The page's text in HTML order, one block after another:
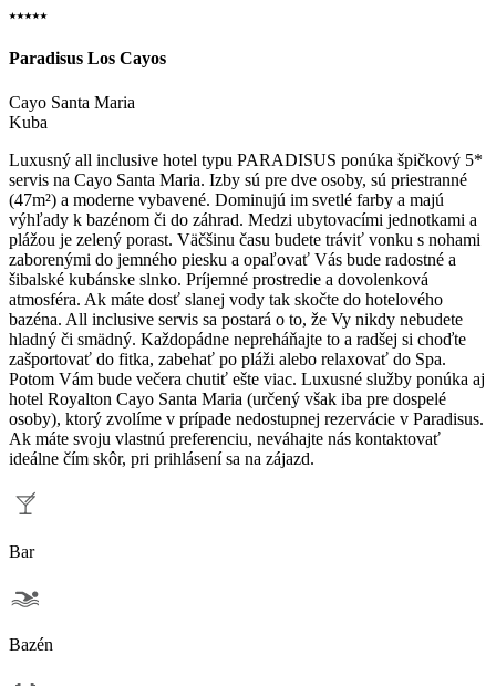
⭑⭑⭑⭑⭑
Paradisus Los Cayos
Cayo Santa Maria
Kuba
Luxusný all inclusive hotel typu PARADISUS ponúka špičkový 5*
servis na Cayo Santa Maria. Izby sú pre dve osoby, sú priestranné
(47m²) a moderne vybavené. Dominujú im svetlé farby a majú
výhľady k bazénom či do záhrad. Medzi ubytovacími jednotkami a
plážou je zelený porast. Väčšinu času budete tráviť vonku s nohami
zaborenými do jemného piesku a opaľovať Vás bude radostné a
šibalské kubánske slnko. Príjemné prostredie a dovolenková
atmosféra. Ak máte dosť slanej vody tak skočte do hotelového
bazéna. All inclusive servis sa postará o to, že Vy nikdy nebudete
hladný či smädný. Každopádne nepreháňajte to a radšej si choďte
zašportovať do fitka, zabehať po pláži alebo relaxovať do Spa.
Potom Vám bude večera chutiť ešte viac. Luxusné služby ponúka aj
hotel Royalton Cayo Santa Maria (určený však iba pre dospelé
osoby), ktorý zvolíme v prípade nedostupnej rezervácie v Paradisus.
Ak máte svoju vlastnú preferenciu, neváhajte nás kontaktovať
ideálne čím skôr, pri prihlásení sa na zájazd.
Bar
Bazén